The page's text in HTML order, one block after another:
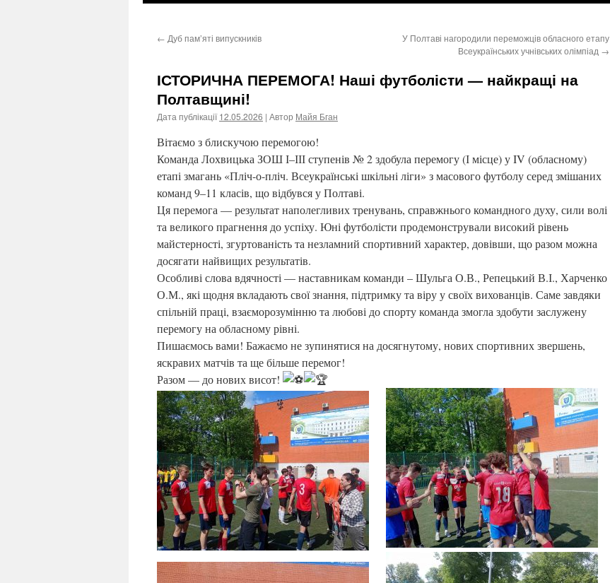
← Дуб пам’яті випускників
У Полтаві нагородили переможців обласного етапу
Всеукраїнських учнівських олімпіад →
ІСТОРИЧНА ПЕРЕМОГА! Наші футболісти — найкращі на
Полтавщині!
Дата публікації 12.05.2026 | Автор Майя Бган
Вітаємо з блискучою перемогою!
Команда Лохвицька ЗОШ І–ІІІ ступенів № 2 здобула перемогу (І місце) у IV (обласному)
етапі змагань «Пліч-о-пліч. Всеукраїнські шкільні ліги» з масового футболу серед змішаних
команд 9–11 класів, що відбувся у Полтаві.
Ця перемога — результат наполегливих тренувань, справжнього командного духу, сили волі
та великого прагнення до успіху. Юні футболісти продемонстрували високий рівень
майстерності, згуртованість та незламний спортивний характер, довівши, що разом можна
досягати найвищих результатів.
Особливі слова вдячності — наставникам команди – Шульга О.В., Репецький В.І., Харченко
О.М., які щодня вкладають свої знання, підтримку та віру у своїх вихованців. Саме завдяки
спільній праці, взаєморозумінню та любові до спорту команда змогла здобути заслужену
перемогу на обласному рівні.
Пишаємось вами! Бажаємо не зупинятися на досягнутому, нових спортивних звершень,
яскравих матчів та ще більше перемог!
Разом — до нових висот!